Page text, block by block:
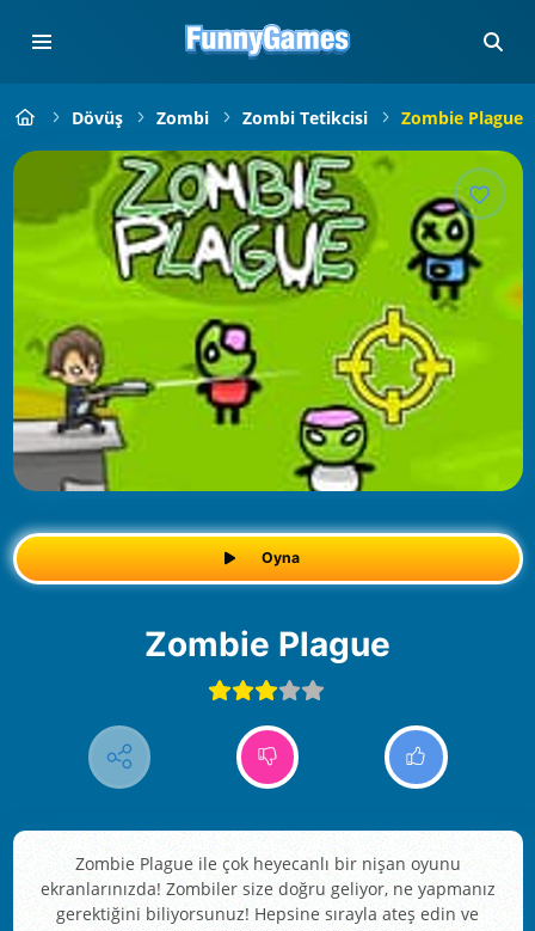
Dövüş Zombi Zombi Tetikcisi Zombie Plague
Oyna
Zombie Plague
Zombie Plague ile çok heyecanlı bir nişan oyunu
ekranlarınızda! Zombiler size doğru geliyor, ne yapmanız
gerektiğini biliyorsunuz! Hepsine sırayla ateş edin ve